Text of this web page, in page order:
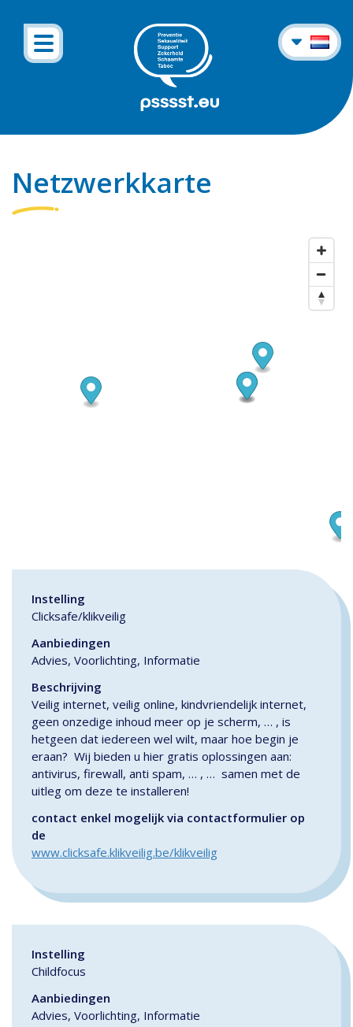
Netzwerkkarte
Instelling
Clicksafe/klikveilig
Aanbiedingen
Advies, Voorlichting, Informatie
Beschrijving
Veilig internet, veilig online, kindvriendelijk internet,
geen onzedige inhoud meer op je scherm, … , is
hetgeen dat iedereen wel wilt, maar hoe begin je
eraan? Wij bieden u hier gratis oplossingen aan:
antivirus, firewall, anti spam, … , … samen met de
uitleg om deze te installeren!
contact enkel mogelijk via contactformulier op
de
www.clicksafe.klikveilig.be/klikveilig
Instelling
Childfocus
Aanbiedingen
Advies, Voorlichting, Informatie